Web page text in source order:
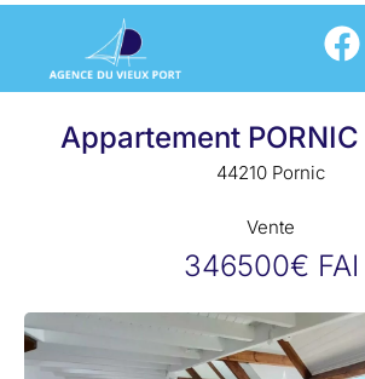
Appartement PORNIC
44210 Pornic
Vente
346500€ FAI